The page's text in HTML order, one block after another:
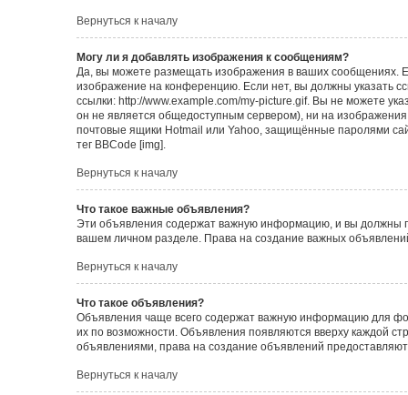
Вернуться к началу
Могу ли я добавлять изображения к сообщениям?
Да, вы можете размещать изображения в ваших сообщениях.
изображение на конференцию. Если нет, вы должны указать
ссылки: http://www.example.com/my-picture.gif. Вы не можете
он не является общедоступным сервером), ни на
почтовые ящики Hotmail или Yahoo, защищённые паролями
тег BBCode [img].
Вернуться к началу
Что такое важные объявления?
Эти объявления содержат важную информацию, и вы должны
вашем личном разделе. Права на создание важных
Вернуться к началу
Что такое объявления?
Объявления чаще всего содержат важную информацию для
их по возможности. Объявления появляются вверху каждой
объявлениями, права на создание объявлений
Вернуться к началу